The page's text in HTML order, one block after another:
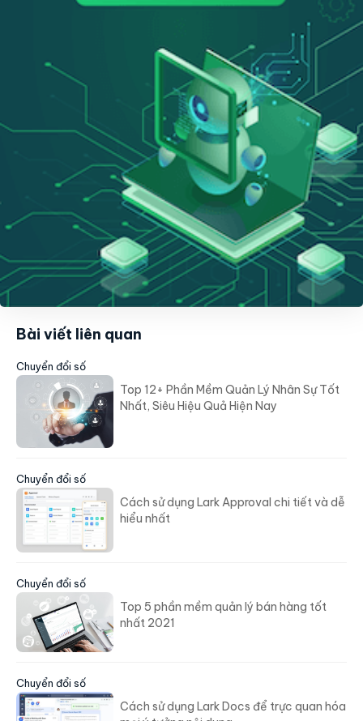
Bài viết liên quan
Chuyển đổi số
Top 12+ Phần Mềm Quản Lý Nhân Sự Tốt
Nhất, Siêu Hiệu Quả Hiện Nay
Chuyển đổi số
Cách sử dụng Lark Approval chi tiết và dễ
hiểu nhất
Chuyển đổi số
Top 5 phần mềm quản lý bán hàng tốt
nhất 2021
Chuyển đổi số
Cách sử dụng Lark Docs để trực quan hóa